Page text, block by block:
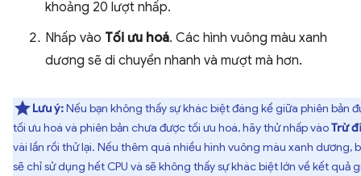
khoảng 20 lượt nhấp.
Nhấp vào Tối ưu hoá. Các hình vuông màu xanh
dương sẽ di chuyển nhanh và mượt mà hơn.
Lưu ý:Nếu bạn không thấy sự khác biệt đáng kể giữa phiên bản
tối ưu hoá và phiên bản chưa được tối ưu hoá, hãy thử nhấp vàoTrừ
vài lần rồi thử lại. Nếu thêm quá nhiều hình vuông màu xanh dương,
sẽ chỉ sử dụng hết CPU và sẽ không thấy sự khác biệt lớn về kết quả